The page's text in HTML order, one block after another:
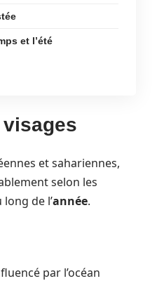
et l’été
et sahariennes,
selon les
de l’année.
par l’océan